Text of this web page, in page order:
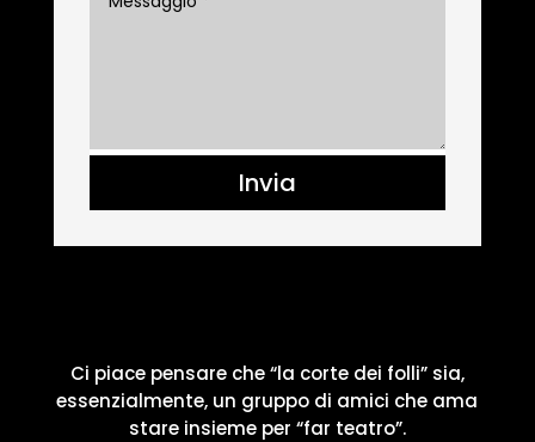
Invia
Ci piace pensare che “la corte dei folli” sia,
essenzialmente, un gruppo di amici che ama
stare insieme per “far teatro”.